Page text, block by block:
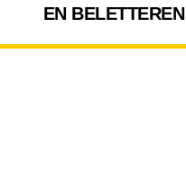
EN BELETTEREN